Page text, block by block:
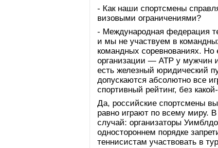
- Как наши спортсмены
визовыми ограничениями?
- Международная федерация
и мы не участвуем в
командных соревнованиях.
организации — ATP у мужчин
есть железный юридический
допускаются абсолютно все
спортивный рейтинг, без
Да, российские спортсмены
равно играют по всему миру.
случай: организаторы
одностороннем порядке
теннисистам участвовать в